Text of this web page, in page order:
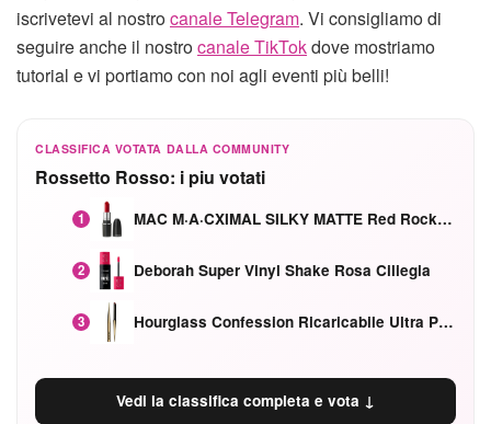
iscrivetevi al nostrocanale Telegram. Vi consigliamo di
seguire anche il nostrocanale TikTokdove mostriamo
tutorial e vi portiamo con noi agli eventi più belli!
CLASSIFICA VOTATA DALLA COMMUNITY
Rossetto Rosso: i piu votati
1 MAC M·A·CXIMAL SILKY MATTE Red Rock mat
2 Deborah Super Vinyl Shake Rosa Ciliegia
3 Hourglass Confession Ricaricabile Ultra Preciso Ad Alta Intensità Secretly Classic Red
Vedi la classifica completa e vota ↓